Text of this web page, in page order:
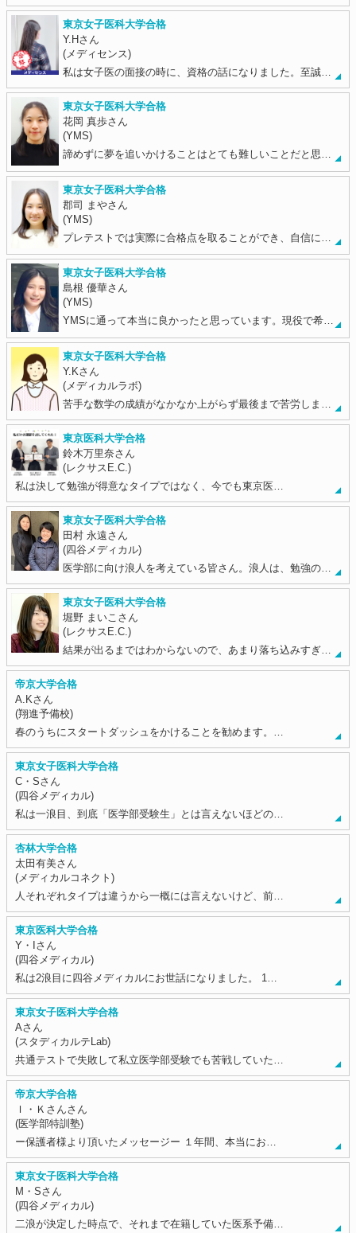
東京女子医科大学合格
Y.Hさん
(メディセンス)
私は女子医の面接の時に、資格の話になりました。至誠…
東京女子医科大学合格
花岡 真歩さん
(YMS)
諦めずに夢を追いかけることはとても難しいことだと思…
東京女子医科大学合格
郡司 まやさん
(YMS)
プレテストでは実際に合格点を取ることができ、自信に…
東京女子医科大学合格
島根 優華さん
(YMS)
YMSに通って本当に良かったと思っています。現役で希…
東京女子医科大学合格
Y.Kさん
(メディカルラボ)
苦手な数学の成績がなかなか上がらず最後まで苦労しま…
東京医科大学合格
鈴木万里奈さん
(レクサスE.C.)
私は決して勉強が得意なタイプではなく、今でも東京医…
東京女子医科大学合格
田村 永遠さん
(四谷メディカル)
医学部に向け浪人を考えている皆さん。浪人は、勉強の…
東京女子医科大学合格
堀野 まいこさん
(レクサスE.C.)
結果が出るまではわからないので、あまり落ち込みすぎ…
帝京大学合格
A.Kさん
(翔進予備校)
春のうちにスタートダッシュをかけることを勧めます。…
東京女子医科大学合格
C・Sさん
(四谷メディカル)
私は一浪目、到底「医学部受験生」とは言えないほどの…
杏林大学合格
太田有美さん
(メディカルコネクト)
人それぞれタイプは違うから一概には言えないけど、前…
東京医科大学合格
Y・Iさん
(四谷メディカル)
私は2浪目に四谷メディカルにお世話になりました。 1…
東京女子医科大学合格
Aさん
(スタディカルテLab)
共通テストで失敗して私立医学部受験でも苦戦していた…
帝京大学合格
Ｉ・Ｋさんさん
(医学部特訓塾)
ー保護者様より頂いたメッセージー １年間、本当にお…
東京女子医科大学合格
M・Sさん
(四谷メディカル)
二浪が決定した時点で、それまで在籍していた医系予備…